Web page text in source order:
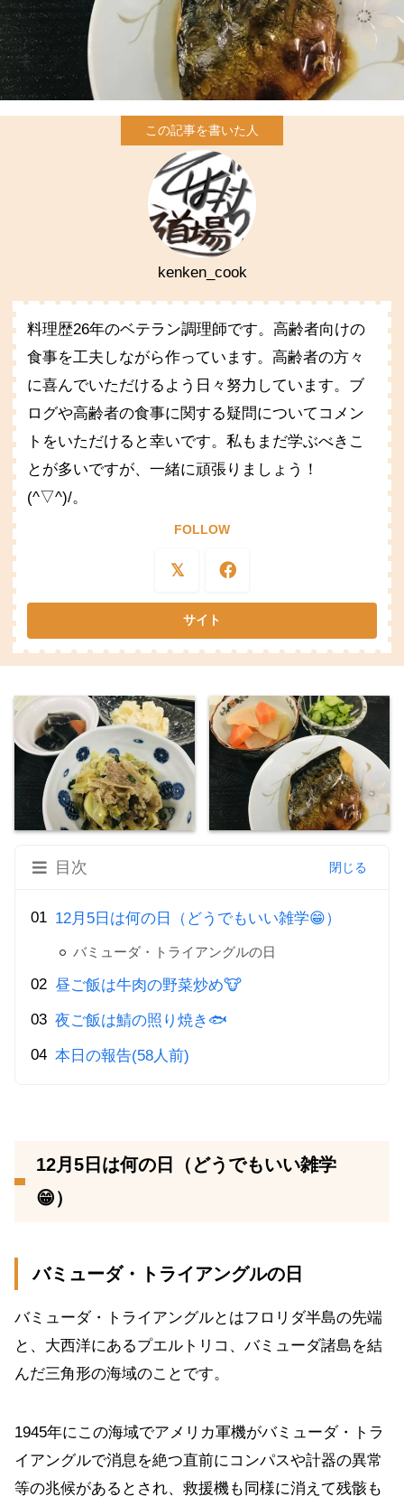
kenken_cook
料理歴26年のベテラン調理師です。高齢者向けの
食事を工夫しながら作っています。高齢者の方々
に喜んでいただけるよう日々努力しています。ブ
ログや高齢者の食事に関する疑問についてコメン
トをいただけると幸いです。私もまだ学ぶべきこ
とが多いですが、一緒に頑張りましょう！
(^▽^)/。
FOLLOW
目次
12月5日は何の日（どうでもいい雑学😁）
バミューダ・トライアングルの日
昼ご飯は牛肉の野菜炒め🐮
夜ご飯は鯖の照り焼き🐟
本日の報告(58人前)
12月5日は何の日（どうでもいい雑学
😁）
バミューダ・トライアングルの日
バミューダ・トライアングルとはフロリダ半島の先端
と、大西洋にあるプエルトリコ、バミューダ諸島を結
んだ三角形の海域のことです。
1945年にこの海域でアメリカ軍機がバミューダ・トラ
イアングルで消息を絶つ直前にコンパスや計器の異常
等の兆候があるとされ、救援機も同様に消えて残骸も